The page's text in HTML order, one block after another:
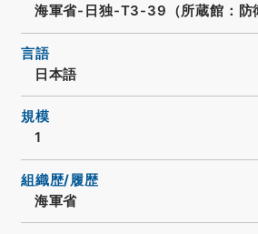
海軍省-日独-T3-39（所蔵館：防
言語
日本語
規模
1
組織歴/履歴
海軍省